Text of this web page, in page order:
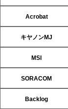
Acrobat
キヤノンMJ
MSI
SORACOM
Backlog